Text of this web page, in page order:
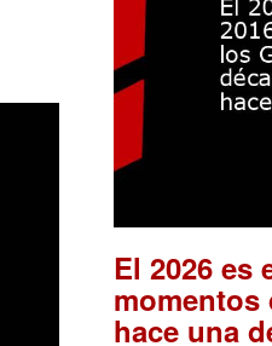
El 2026 es
momentos
hace una